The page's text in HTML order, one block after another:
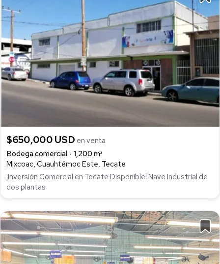
$650,000 USD en venta
Bodega comercial
1,200 m²
Mixcoac, Cuauhtémoc Este, Tecate
¡Inversión Comercial en Tecate Disponible! Nave Industrial de
dos plantas